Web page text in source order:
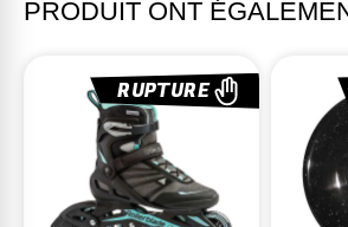
PRODUIT ONT
RUPTURE